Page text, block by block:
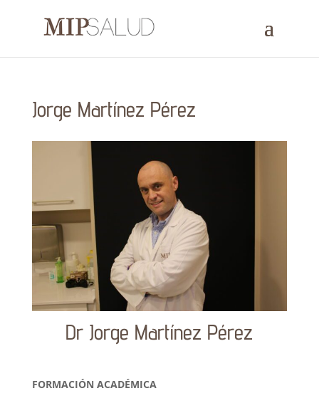
Jorge Martínez Pérez
Dr Jorge Martínez Pérez
FORMACIÓN ACADÉMICA